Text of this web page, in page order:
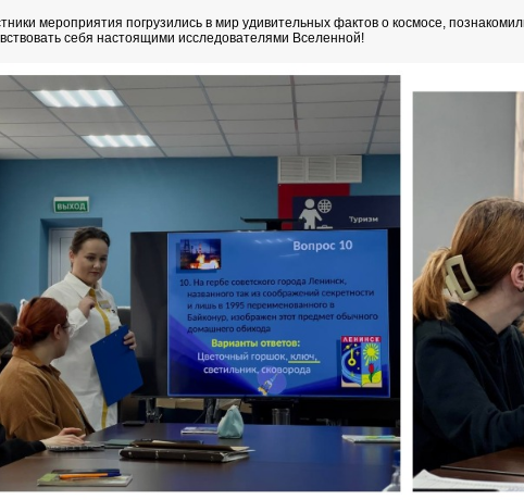
мероприятия погрузились в мир удивительных фактов о космосе,
себя настоящими исследователями Вселенной!